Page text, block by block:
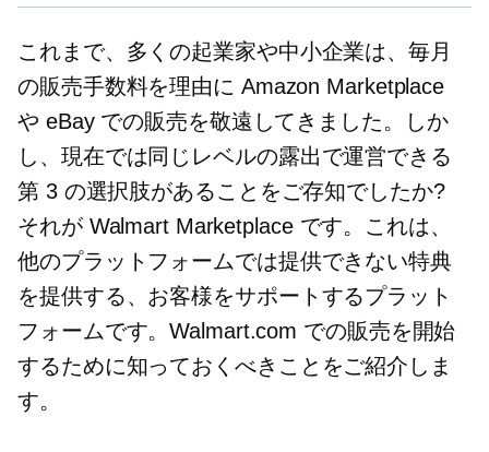
これまで、多くの起業家や中小企業は、毎月
の販売手数料を理由に Amazon Marketplace
や eBay での販売を敬遠してきました。しか
し、現在では同じレベルの露出で運営できる
第 3 の選択肢があることをご存知でしたか?
それが Walmart Marketplace です。これは、
他のプラットフォームでは提供できない特典
を提供する、お客様をサポ​​ートするプラット
フォームです。Walmart.com での販売を開始
するために知っておくべきことをご紹介しま
す。